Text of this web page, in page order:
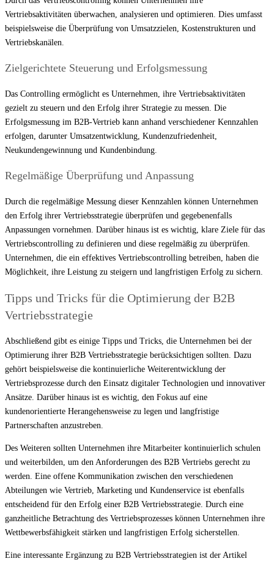
Vertriebsaktivitäten überwachen, analysieren und optimieren. Dies umfasst
beispielsweise die Überprüfung von Umsatzzielen, Kostenstrukturen und
Vertriebskanälen.
Zielgerichtete Steuerung und Erfolgsmessung
Das Controlling ermöglicht es Unternehmen, ihre Vertriebsaktivitäten
gezielt zu steuern und den Erfolg ihrer Strategie zu messen. Die
Erfolgsmessung im B2B-Vertrieb kann anhand verschiedener Kennzahlen
erfolgen, darunter Umsatzentwicklung, Kundenzufriedenheit,
Neukundengewinnung und Kundenbindung.
Regelmäßige Überprüfung und Anpassung
Durch die regelmäßige Messung dieser Kennzahlen können Unternehmen
den Erfolg ihrer Vertriebsstrategie überprüfen und gegebenenfalls
Anpassungen vornehmen. Darüber hinaus ist es wichtig, klare Ziele für das
Vertriebscontrolling zu definieren und diese regelmäßig zu überprüfen.
Unternehmen, die ein effektives Vertriebscontrolling betreiben, haben die
Möglichkeit, ihre Leistung zu steigern und langfristigen Erfolg zu sichern.
Tipps und Tricks für die Optimierung der B2B
Vertriebsstrategie
Abschließend gibt es einige Tipps und Tricks, die Unternehmen bei der
Optimierung ihrer B2B Vertriebsstrategie berücksichtigen sollten. Dazu
gehört beispielsweise die kontinuierliche Weiterentwicklung der
Vertriebsprozesse durch den Einsatz digitaler Technologien und innovativer
Ansätze. Darüber hinaus ist es wichtig, den Fokus auf eine
kundenorientierte Herangehensweise zu legen und langfristige
Partnerschaften anzustreben.
Des Weiteren sollten Unternehmen ihre Mitarbeiter kontinuierlich schulen
und weiterbilden, um den Anforderungen des B2B Vertriebs gerecht zu
werden. Eine offene Kommunikation zwischen den verschiedenen
Abteilungen wie Vertrieb, Marketing und Kundenservice ist ebenfalls
entscheidend für den Erfolg einer B2B Vertriebsstrategie. Durch eine
ganzheitliche Betrachtung des Vertriebsprozesses können Unternehmen ihre
Wettbewerbsfähigkeit stärken und langfristigen Erfolg sicherstellen.
Eine interessante Ergänzung zu B2B Vertriebsstrategien ist der Artikel